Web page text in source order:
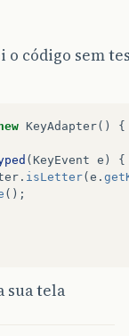
o código sem
KeyAdapter() {
( KeyEvent e )
{
. isLetter( e .
();
sua tela